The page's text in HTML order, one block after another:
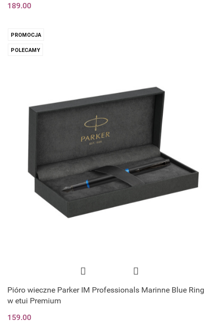
189.00
PROMOCJA
POLECAMY
Pióro wieczne Parker IM Professionals Marinne Blue Ring
w etui Premium
159.00